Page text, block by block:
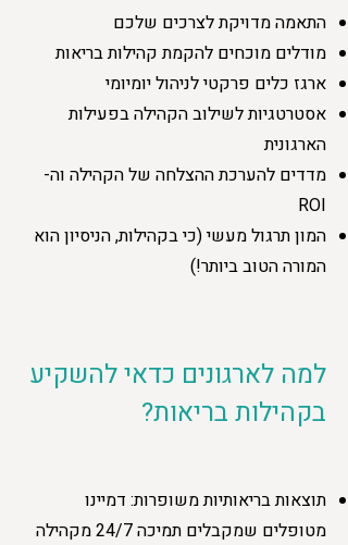
התאמה מדויקת לצרכים שלכם
מודלים מוכחים להקמת קהילות בריאות
ארגז כלים פרקטי לניהול יומיומי
אסטרטגיות לשילוב הקהילה בפעילות
הארגונית
מדדים להערכת ההצלחה של הקהילה וה-
ROI
המון תרגול מעשי (כי בקהילות, הניסיון הוא
המורה הטוב ביותר!)
למה לארגונים כדאי להשקיע
בקהילות בריאות?
תוצאות בריאותיות משופרות: דמיינו
מטופלים שמקבלים תמיכה 24/7 מקהילה